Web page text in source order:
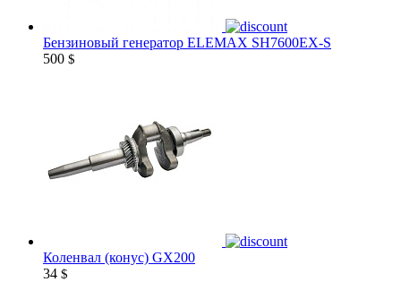
Бензиновый генератор ELEMAX SH7600EX-S
500 $
Коленвал (конус) GX200
34 $